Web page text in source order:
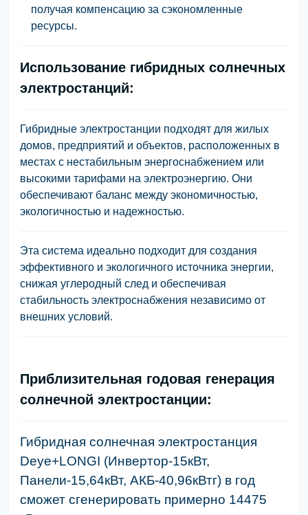
получая компенсацию за сэкономленные
ресурсы.
Использование гибридных солнечных
электростанций:
Гибридные электростанции подходят для жилых
домов, предприятий и объектов, расположенных в
местах с нестабильным энергоснабжением или
высокими тарифами на электроэнергию. Они
обеспечивают баланс между экономичностью,
экологичностью и надежностью.
Эта система идеально подходит для создания
эффективного и экологичного источника энергии,
снижая углеродный след и обеспечивая
стабильность электроснабжения независимо от
внешних условий.
Приблизительная годовая генерация
солнечной электростанции:
Гибридная солнечная электростанция
Deye+LONGI (Инвертор-15кВт,
Панели-15,64кВт, АКБ-40,96кВтг) в год
сможет сгенерировать примерно 14475